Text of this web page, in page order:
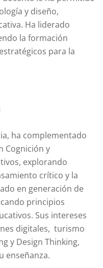
y diseño,
Ha liderado
la formación
para la
ha complementado
Cognición y
explorando
crítico y la
en generación de
principios
Sus intereses
digitales, turismo
y Design Thinking,
enseñanza.